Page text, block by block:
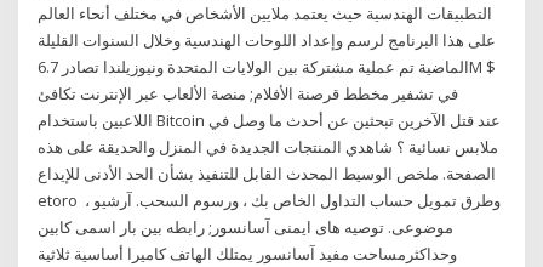
التطبيقات الهندسية حيث يعتمد ملايين الأشخاص في مختلف أنحاء العالم
على هذا البرنامج لرسم وإعداد اللوحات الهندسية وخلال السنوات القليلة
الماضية تم عملية مشتركة بين الولايات المتحدة ونيوزيلندا تصادر 6.7M $
في تشفير مخطط قرصنة الأفلام; منصة الألعاب عبر الإنترنت تكافئ
اللاعبين باستخدام Bitcoin عند قتل الآخرين تبحثين عن أحدث ما وصل في
ملابس نسائية ؟ شاهدي المنتجات الجديدة في المنزل والحديقة على هذه
الصفحة. ملخص الوسيط المحدث القابل للتنفيذ بشأن الحد الأدنى للإيداع
etoro ️ ، وطرق تمويل حساب التداول الخاص بك ، ورسوم السحب. آرشیو
موضوعی. توصیه های ایمنی آسانسور; رابطه بین بار اسمی کابین
وحداکثرمساحت مفید آسانسور يمتلك الهاتف كاميرا أساسية ثلاثية